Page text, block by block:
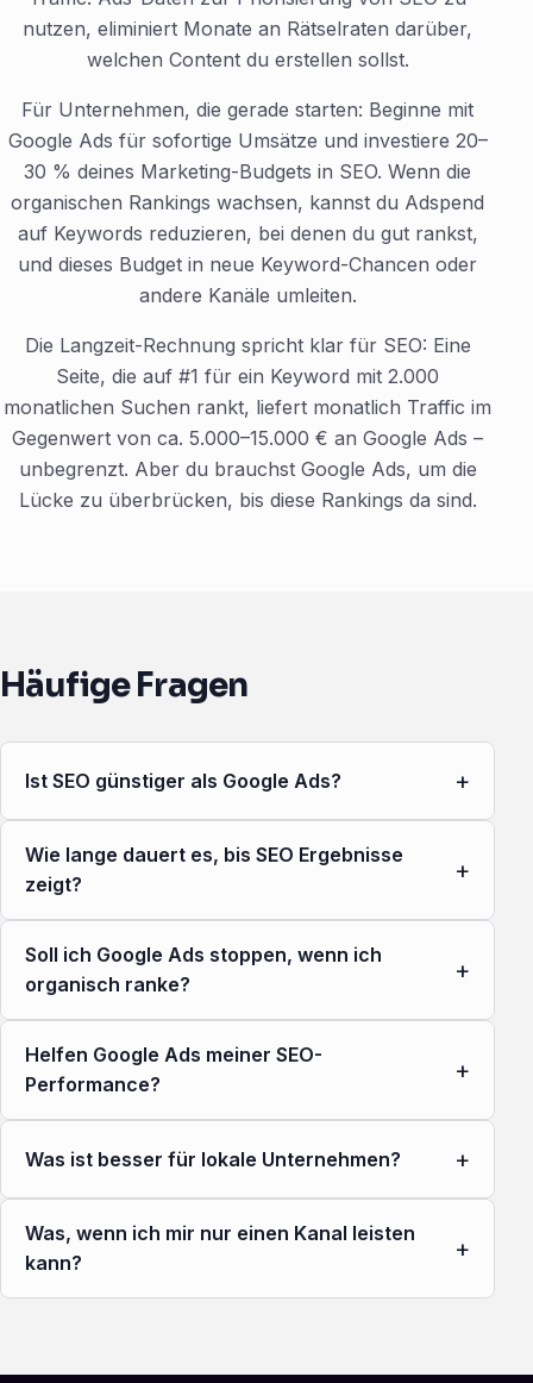
nutzen, eliminiert Monate an Rätselraten darüber,
welchen Content du erstellen sollst.
Für Unternehmen, die gerade starten: Beginne mit
Google Ads für sofortige Umsätze und investiere 20–
30 % deines Marketing-Budgets in SEO. Wenn die
organischen Rankings wachsen, kannst du Adspend
auf Keywords reduzieren, bei denen du gut rankst,
und dieses Budget in neue Keyword-Chancen oder
andere Kanäle umleiten.
Die Langzeit-Rechnung spricht klar für SEO: Eine
Seite, die auf #1 für ein Keyword mit 2.000
monatlichen Suchen rankt, liefert monatlich Traffic im
Gegenwert von ca. 5.000–15.000 € an Google Ads –
unbegrenzt. Aber du brauchst Google Ads, um die
Lücke zu überbrücken, bis diese Rankings da sind.
Häufige Fragen
Ist SEO günstiger als Google Ads? +
Wie lange dauert es, bis SEO Ergebnisse
zeigt?
+
Soll ich Google Ads stoppen, wenn ich
organisch ranke?
+
Helfen Google Ads meiner SEO-
Performance?
+
Was ist besser für lokale Unternehmen? +
Was, wenn ich mir nur einen Kanal leisten
kann?
+